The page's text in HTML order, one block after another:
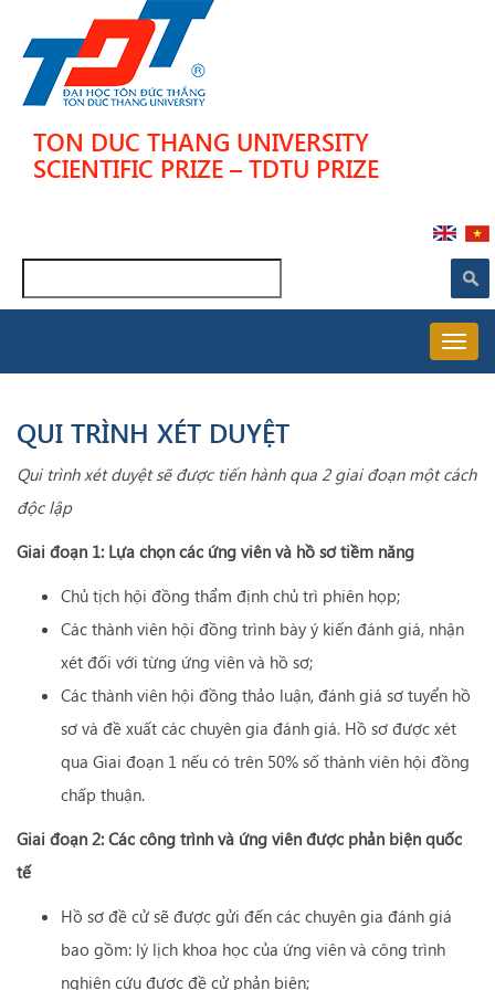
main
TON DUC THANG UNIVERSITY
SCIENTIFIC PRIZE – TDTU PRIZE
VI
QUI TRÌNH XÉT DUYỆT
Qui trình xét duyệt sẽ được tiến hành qua 2 giai đoạn một cách
độc lập
Giai đoạn 1: Lựa chọn các ứng viên và hồ sơ tiềm năng
Chủ tịch hội đồng thẩm định chủ trì phiên họp;
Các thành viên hội đồng trình bày ý kiến đánh giá, nhận
xét đối với từng ứng viên và hồ sơ;
Các thành viên hội đồng thảo luận, đánh giá sơ tuyển hồ
sơ và đề xuất các chuyên gia đánh giá. Hồ sơ được xét
qua Giai đoạn 1 nếu có trên 50% số thành viên hội đồng
chấp thuận.
Giai đoạn 2: Các công trình và ứng viên được phản biện quốc
tế
Hồ sơ đề cử sẽ được gửi đến các chuyên gia đánh giá
bao gồm: lý lịch khoa học của ứng viên và công trình
nghiên cứu được đề cử phản biện;